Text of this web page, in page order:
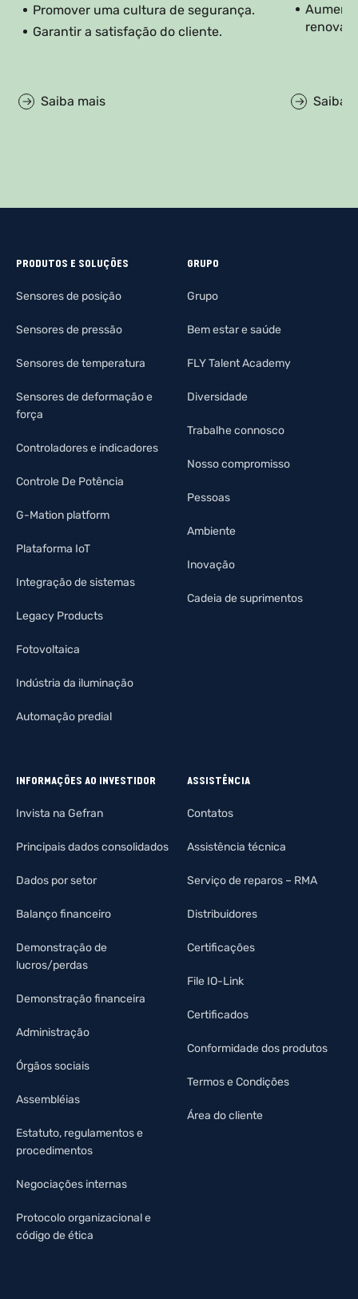
Promover uma cultura de segurança.
Garantir a satisfação do cliente.
Saiba mais Saiba
PRODUTOS E SOLUÇÕES
Sensores de posição
Sensores de pressão
Sensores de temperatura
Sensores de deformação e
força
Controladores e indicadores
Controle De Potência
G-Mation platform
Plataforma IoT
Integração de sistemas
Legacy Products
Fotovoltaica
Indústria da iluminação
Automação predial
GRUPO
Grupo
Bem estar e saúde
FLY Talent Academy
Diversidade
Trabalhe connosco
Nosso compromisso
Pessoas
Ambiente
Inovação
Cadeia de suprimentos
INFORMAÇÕES AO INVESTIDOR
Invista na Gefran
Principais dados consolidados
Dados por setor
Balanço financeiro
Demonstração de
lucros/perdas
Demonstração financeira
Administração
Órgãos sociais
Assembléias
Estatuto, regulamentos e
procedimentos
Negociações internas
Protocolo organizacional e
código de ética
ASSISTÊNCIA
Contatos
Assistência técnica
Serviço de reparos – RMA
Distribuidores
Certificações
File IO-Link
Certificados
Conformidade dos produtos
Termos e Condições
Área do cliente